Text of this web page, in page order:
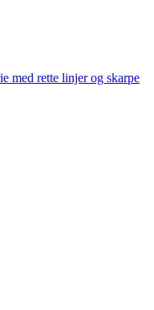
med rette linjer og skarpe